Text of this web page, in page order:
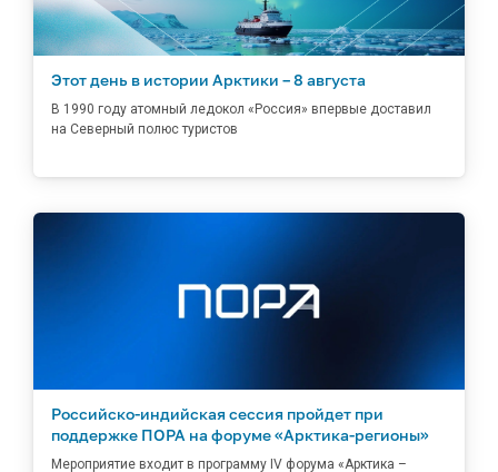
Этот день в истории Арктики – 8 августа
В 1990 году атомный ледокол «Россия» впервые доставил
на Северный полюс туристов
Российско-индийская сессия пройдет при
поддержке ПОРА на форуме «Арктика-регионы»
Мероприятие входит в программу IV форума «Арктика –